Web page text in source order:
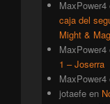
MaxPower4
caja del
Might &
MaxPower4
1 – Joserra
MaxPower4
jotaefe en